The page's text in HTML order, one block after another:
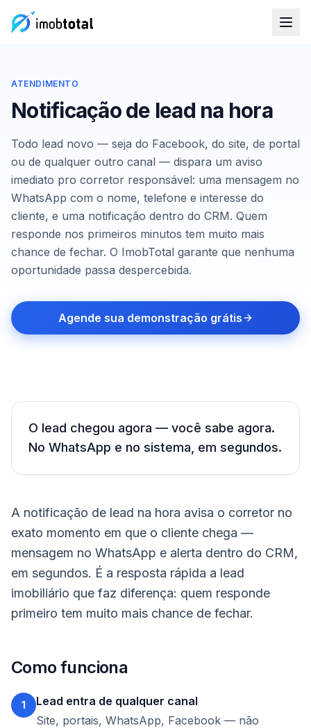
ATENDIMENTO
Notificação de lead na hora
Todo lead novo — seja do Facebook, do site, de portal
ou de qualquer outro canal — dispara um aviso
imediato pro corretor responsável: uma mensagem no
WhatsApp com o nome, telefone e interesse do
cliente, e uma notificação dentro do CRM. Quem
responde nos primeiros minutos tem muito mais
chance de fechar. O ImobTotal garante que nenhuma
oportunidade passa despercebida.
Agende sua demonstração grátis
O lead chegou agora — você sabe agora.
No WhatsApp e no sistema, em segundos.
A notificação de lead na hora avisa o corretor no
exato momento em que o cliente chega —
mensagem no WhatsApp e alerta dentro do CRM,
em segundos. É a resposta rápida a lead
imobiliário que faz diferença: quem responde
primeiro tem muito mais chance de fechar.
Como funciona
1
Lead entra de qualquer canal
Site, portais, WhatsApp, Facebook — não